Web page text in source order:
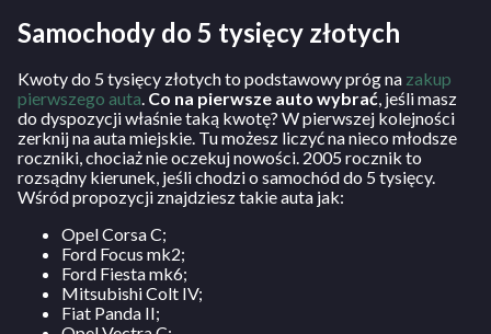
Samochody do 5 tysięcy złotych
Kwoty do 5 tysięcy złotych to podstawowy próg na zakup
pierwszego auta. Co na pierwsze auto wybrać, jeśli masz
do dyspozycji właśnie taką kwotę? W pierwszej kolejności
zerknij na auta miejskie. Tu możesz liczyć na nieco młodsze
roczniki, chociaż nie oczekuj nowości. 2005 rocznik to
rozsądny kierunek, jeśli chodzi o samochód do 5 tysięcy.
Wśród propozycji znajdziesz takie auta jak:
Opel Corsa C;
Ford Focus mk2;
Ford Fiesta mk6;
Mitsubishi Colt IV;
Fiat Panda II;